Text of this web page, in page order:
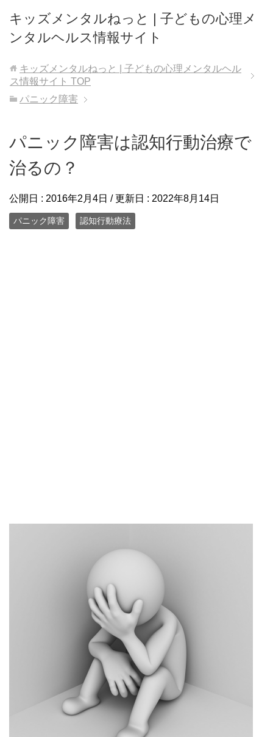
キッズメンタルねっと | 子どもの心理メ
ンタルヘルス情報サイト
キッズメンタルねっと | 子どもの心理メンタルヘル
ス情報サイト TOP
パニック障害
パニック障害は認知行動治療で
治るの？
公開日 : 2016年2月4日 / 更新日 : 2022年8月14日
パニック障害 認知行動療法